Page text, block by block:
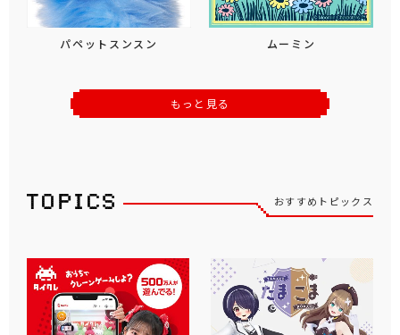
パペットスンスン ムーミン
もっと見る
おすすめトピックス